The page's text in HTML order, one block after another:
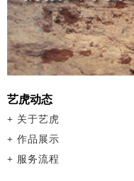
艺虎动态
+ 关于艺虎
+ 作品展示
+ 服务流程